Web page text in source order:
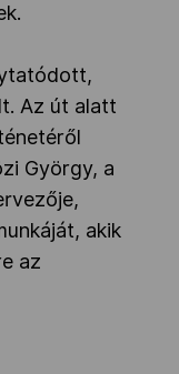
Az út alatt
György, a
akik
az